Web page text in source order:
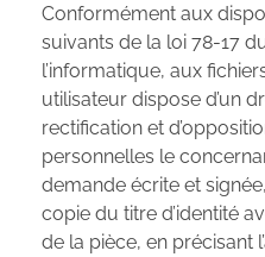
Conformément aux
suivants de la loi 78-17
l’informatique, aux
utilisateur dispose d’un
rectification et
personnelles le
demande écrite et
copie du titre d’identité
de la pièce, en précisant